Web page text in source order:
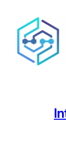
inhoud